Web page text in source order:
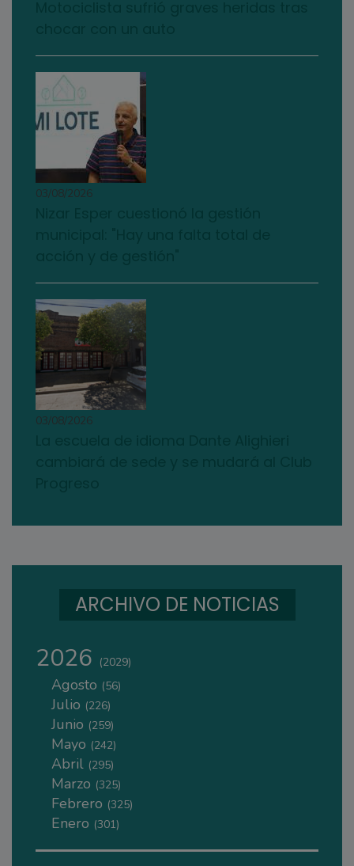
03/08/2026
03/08/2026
ARCHIVO DE NOTICIAS
2026 (2029)
Agosto (56)
Julio (226)
Junio (259)
Mayo (242)
Abril (295)
Marzo (325)
Febrero (325)
Enero (301)